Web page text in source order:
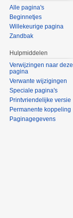
Alle pagina's
Beginnetjes
Willekeurige pagina
Zandbak
Hulpmiddelen
Verwijzingen naar deze
pagina
Verwante wijzigingen
Speciale pagina's
Printvriendelijke versie
Permanente koppeling
Paginagegevens